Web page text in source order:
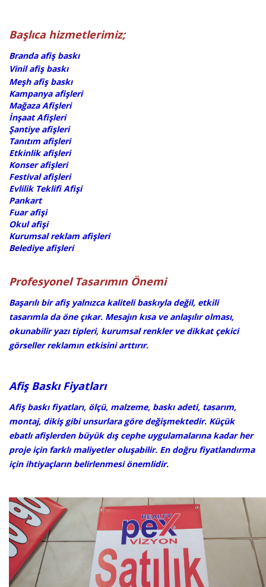
Başlıca hizmetlerimiz;
Branda afiş baskı
Vinil afiş baskı
Meşh afiş baskı
Kampanya afişleri
Mağaza Afişleri
İnşaat Afişleri
Şantiye afişleri
Tanıtım afişleri
Etkinlik afişleri
Konser afişleri
Festival afişleri
Evlilik Teklifi Afişi
Pankart
Fuar afişi
Okul afişi
Kurumsal reklam afişleri
Belediye afişleri
​​Profesyonel Tasarımın Önemi
Başarılı bir afiş yalnızca kaliteli baskıyla değil, etkili
tasarımla da öne çıkar. Mesajın kısa ve anlaşılır olması,
okunabilir yazı tipleri, kurumsal renkler ve dikkat çekici
görseller reklamın etkisini arttırır.
Afiş Baskı Fiyatları
Afiş baskı fiyatları, ölçü, malzeme, baskı adeti, tasarım,
montaj, dikiş gibi unsurlara göre değişmektedir. Küçük
ebatlı afişlerden büyük dış cephe uygulamalarına kadar her
proje için farklı maliyetler oluşabilir. En doğru fiyatlandırma
için ihtiyaçların belirlenmesi önemlidir.